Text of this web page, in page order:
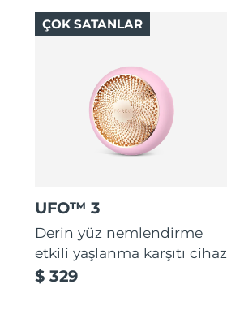
UFO™ 3
Derin yüz nemlendirme
etkili yaşlanma karşıtı cihaz
$ 329
ÇOK SATANLAR